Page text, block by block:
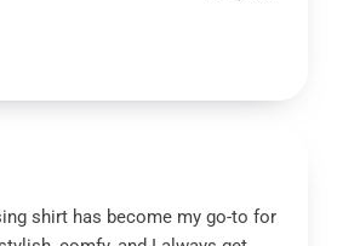
shirt has become my go-to for